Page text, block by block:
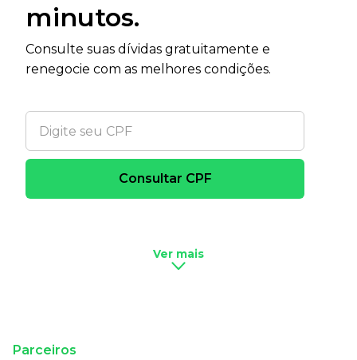
minutos.
Consulte suas dívidas gratuitamente e
renegocie com as melhores condições.
Ver mais
Parceiros